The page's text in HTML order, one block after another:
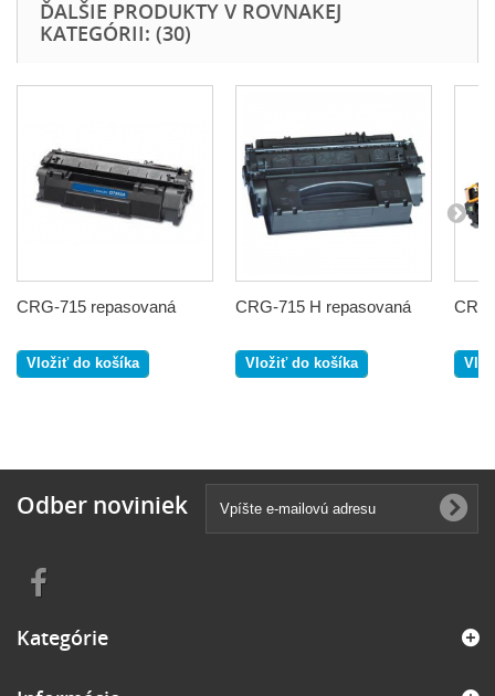
ĎALŠIE PRODUKTY V ROVNAKEJ
KATEGÓRII: (30)
CRG-715 repasovaná
Vložiť do košíka
CRG-715 H repasovaná
Vložiť do košíka
Odber noviniek
Kategórie